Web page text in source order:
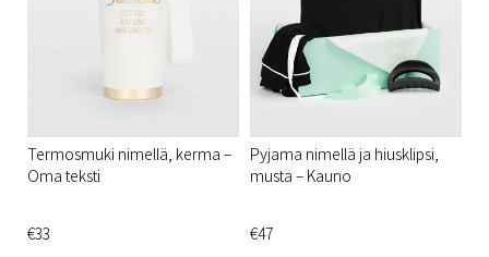
Termosmuki nimellä, kerma –
Oma teksti
€33
Pyjama nimellä ja hiusklipsi,
musta – Kauno
€47